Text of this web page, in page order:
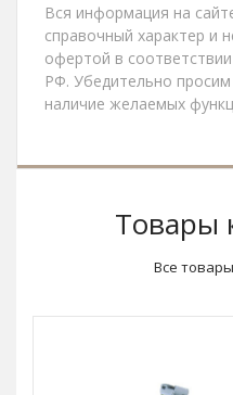
Вся информация на
справочный характер и
офертой в
РФ. Убедительно
наличие желаемых
Товары
Все